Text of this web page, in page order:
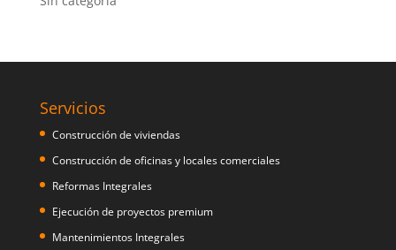
Servicios
Construcción de viviendas
Construcción de oficinas y locales comerciales
Reformas Integrales
Ejecución de proyectos premium
Mantenimientos Integrales